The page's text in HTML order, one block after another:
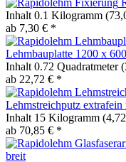
Inhalt0.1 Kilogramm
ab 7,30 € *
Lehmbauplatte 1200 x
Inhalt0.72 Quadratmeter
ab 22,72 € *
Lehmstreichputz extrafein
Inhalt 15 Kilogramm
ab 70,85 € *